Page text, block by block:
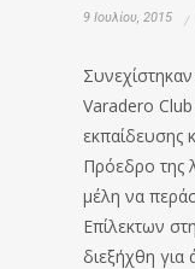
9 Ιουλίου, 2015
Varadero
εκπαίδευσης
Πρόεδρο της
μέλη να
Επίλεκτων
διεξήχθη